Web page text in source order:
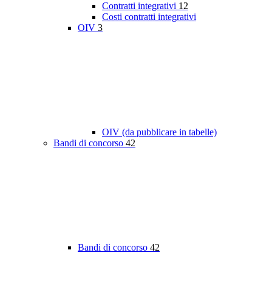
Contratti integrativi 12
Costi contratti integrativi
OIV 3
OIV (da pubblicare in tabelle)
Bandi di concorso 42
Bandi di concorso 42